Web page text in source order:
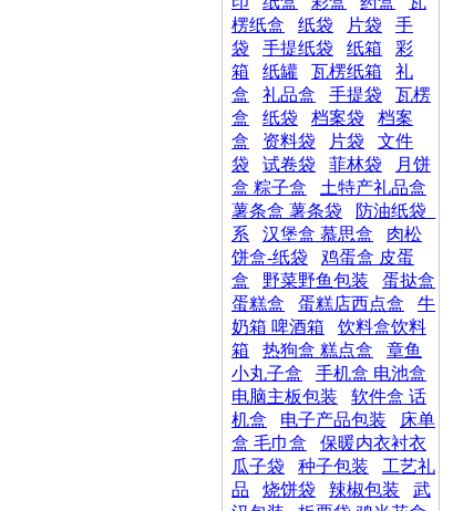
楞纸盒
纸袋 片袋
手
袋
手提纸袋 纸箱
彩
箱
纸罐 瓦楞纸箱
礼
盒
礼品盒 手提袋
瓦楞
盒
纸袋 档案袋
档案
盒
资料袋 片袋
文件
袋
试卷袋 菲林袋
月饼
盒 粽子盒
土特产礼品盒
薯条盒 薯条袋
防油纸袋_
系
汉堡盒 慕思盒
肉松
饼盒-纸袋
鸡蛋盒 皮蛋
盒
野菜野鱼包装
蛋挞盒
蛋糕盒
蛋糕店西点盒
牛
奶箱 啤酒箱
饮料盒饮料
箱
热狗盒 糕点盒
章鱼
小丸子盒
手机盒 电池盒
电脑主板包装
软件盒 话
机盒
电子产品包装
床单
盒 毛巾盒
保暖内衣衬衣
瓜子袋
种子包装
工艺礼
品
烧饼袋 辣椒包装
武